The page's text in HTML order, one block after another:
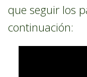
que seguir los
continuación: